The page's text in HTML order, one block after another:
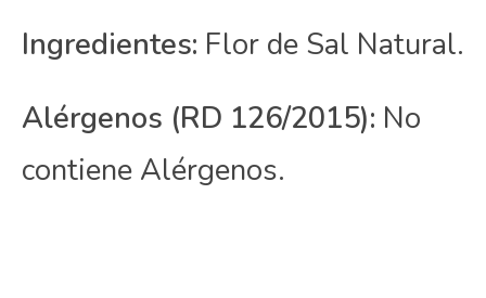
Ingredientes: Flor de Sal Natural.
Alérgenos (RD 126/2015): No
contiene Alérgenos.